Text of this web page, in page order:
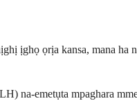
ịghọ ọrịa kansa, mana ha
na-emetụta mpaghara